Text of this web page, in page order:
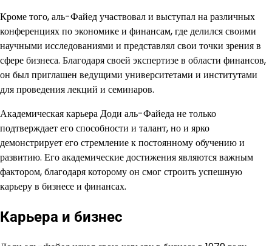
Кроме того, аль-Файед участвовал и выступал на различных
конференциях по экономике и финансам, где делился своими
научными исследованиями и представлял свои точки зрения в
сфере бизнеса. Благодаря своей экспертизе в области финансов,
он был приглашен ведущими университетами и институтами
для проведения лекций и семинаров.
Академическая карьера Доди аль-Файеда не только
подтверждает его способности и талант, но и ярко
демонстрирует его стремление к постоянному обучению и
развитию. Его академические достижения являются важным
фактором, благодаря которому он смог строить успешную
карьеру в бизнесе и финансах.
Карьера и бизнес